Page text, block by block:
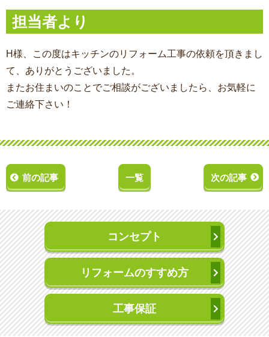
担当者より
H様、この度はキッチンのリフォーム工事の依頼を頂きまし
て、ありがとうございました。
またお住まいのことでご相談がございましたら、お気軽に
ご連絡下さい！
前の記事 一覧 次の記事
コンセプト
リフォームのすすめ方
工事保証